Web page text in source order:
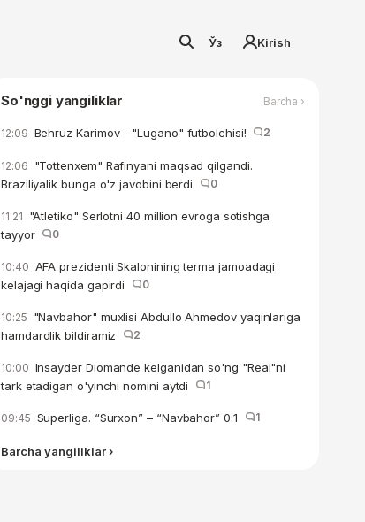
Ўз Kirish
So'nggi yangiliklar Barcha ›
12:09 Behruz Karimov - "Lugano" futbolchisi! 2
12:06 "Tottenxem" Rafinyani maqsad qilgandi.
Braziliyalik bunga o'z javobini berdi
0
11:21 "Atletiko" Serlotni 40 million evroga sotishga
tayyor
0
10:40 AFA prezidenti Skalonining terma jamoadagi
kelajagi haqida gapirdi
0
10:25 "Navbahor" muxlisi Abdullo Ahmedov yaqinlariga
hamdardlik bildiramiz
2
10:00 Insayder Diomande kelganidan so'ng "Real"ni
tark etadigan o'yinchi nomini aytdi
1
09:45 Superliga. “Surxon” – “Navbahor” 0:1 1
Barcha yangiliklar ›